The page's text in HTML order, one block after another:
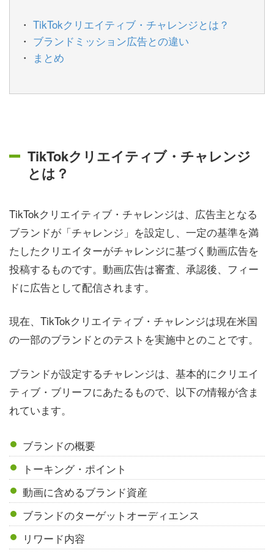
TikTokクリエイティブ・チャレンジとは？
ブランドミッション広告との違い
まとめ
TikTokクリエイティブ・チャレンジ
とは？
TikTokクリエイティブ・チャレンジは、広告主となる
ブランドが「チャレンジ」を設定し、一定の基準を満
たしたクリエイターがチャレンジに基づく動画広告を
投稿するものです。動画広告は審査、承認後、フィー
ドに広告として配信されます。
現在、TikTokクリエイティブ・チャレンジは現在米国
の一部のブランドとのテストを実施中とのことです。
ブランドが設定するチャレンジは、基本的にクリエイ
ティブ・ブリーフにあたるもので、以下の情報が含ま
れています。
ブランドの概要
トーキング・ポイント
動画に含めるブランド資産
ブランドのターゲットオーディエンス
リワード内容